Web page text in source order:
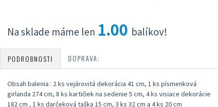
Na sklade máme len 1.00 balíkov!
PODROBNOSTI DOPRAVA:
Obsah balenia : 2 ks vejárovitá dekorácia 41 cm, 1 ks písmenková
girlanda 274 cm, 8 ks kartičiek na sedenie 5 cm, 4 ks visiace dekorácie
182 cm , 1 ks darčeková taška 15 cm, 3 ks 32 cm a 4 ks 20 cm